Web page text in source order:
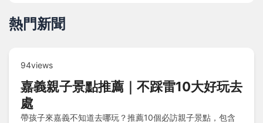
熱門新聞
94views
嘉義親子景點推薦｜不踩雷10大好玩去
處
帶孩子來嘉義不知道去哪玩？推薦10個必訪親子景點，包含